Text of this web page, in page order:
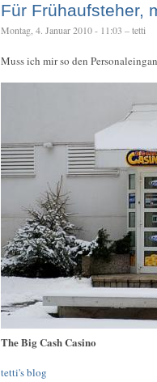
Für Frühaufsteher,
Montag, 4. Januar 2010 - 11:03 – tetti
Muss ich mir so den
The Big Cash Casino
tetti's blog